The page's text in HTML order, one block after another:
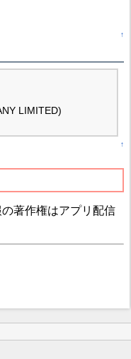
↑
LIMITED)
↑
著作権はアプリ配信